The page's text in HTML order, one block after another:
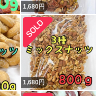
1,680円
1,680円